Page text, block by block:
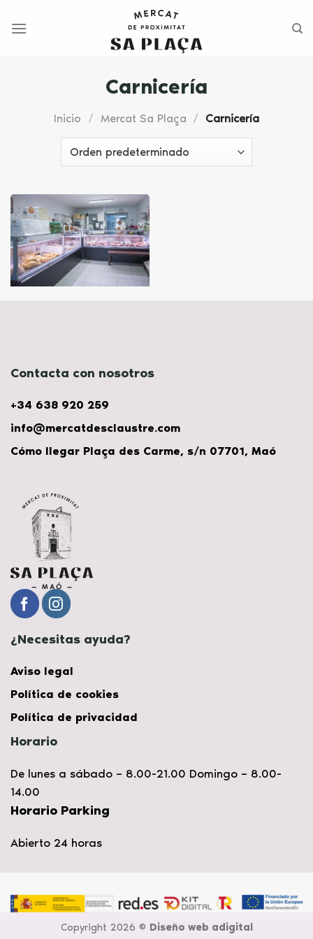
Carnicería
Inicio / Mercat Sa Plaça / Carnicería
Contacta con nosotros
+34 638 920 259
info@mercatdesclaustre.com
Cómo llegar Plaça des Carme, s/n 07701, Maó
¿Necesitas ayuda?
Aviso legal
Política de cookies
Política de privacidad
Horario
De lunes a sábado – 8.00-21.00 Domingo – 8.00-
14.00
Horario Parking
Abierto 24 horas
Copyright 2026 © Diseño web adigital